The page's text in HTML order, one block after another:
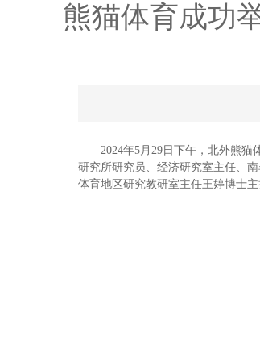
熊猫体育成功
2024年5月29日下午，北外熊
研究所研究员、经济研究室主任、
体育地区研究教研室主任王婷博士主